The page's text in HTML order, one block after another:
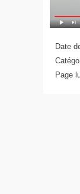
Date
Page